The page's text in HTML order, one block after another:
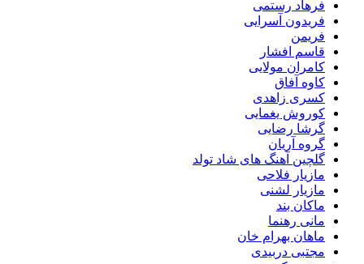
فرهاد رستمی
فریدون آسرایی
فریمن
قاسم افشار
کامران مولایی
کاوه آفاق
کسری زاهدی
کوروش یغمایی
گرشا رضایی
گروه آریان
گلچین آهنگ های شاد تولد
مازیار فلاحی
مازیار لشنی
ماکان بند
مانی رهنما
ماهان بهرام خان
مجتبی دربیدی